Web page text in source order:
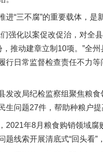
三不腐”的重要载体，是
化以案促改促治，对全
推动建章立制10项。”全
行日常监督检查责任不力
改局纪检监察组聚焦粮食
生问题27件，帮助种粮户提
年8月粮食购销领域腐
线索开展清底式“回头看”
公平竞争审